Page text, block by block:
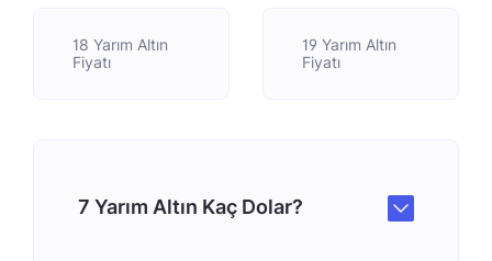
18 Yarım Altın
Fiyatı
19 Yarım Altın
Fiyatı
7 Yarım Altın Kaç Dolar?